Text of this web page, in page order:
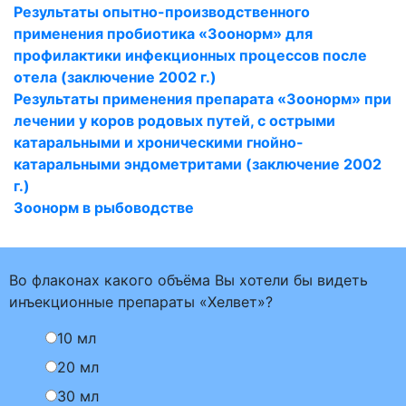
Результаты опытно-производственного
применения пробиотика «Зоонорм» для
профилактики инфекционных процессов после
отела (заключение 2002 г.)
Результаты применения препарата «Зоонорм» при
лечении у коров родовых путей, с острыми
катаральными и хроническими гнойно-
катаральными эндометритами (заключение 2002
г.)
Зоонорм в рыбоводстве
Во флаконах какого объёма Вы хотели бы видеть
инъекционные препараты «Хелвет»?
10 мл
20 мл
30 мл